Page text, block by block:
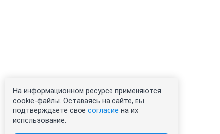
На информационном ресурсе применяются
cookie-файлы. Оставаясь на сайте, вы
подтверждаете свое согласие на их
использование.